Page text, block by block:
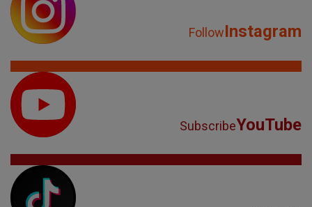
FollowInstagram
SubscribeYouTube